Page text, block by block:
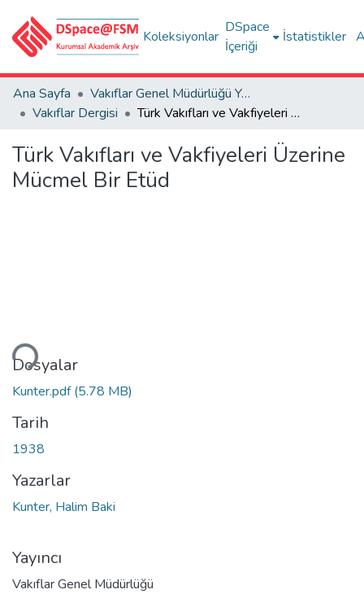
Koleksiyonlar
DSpace
İçeriği
İstatistikler
Ana Sayfa
Vakıflar Genel Müdürlüğü Yayınları
Vakıflar Dergisi
Türk Vakıfları ve Vakfiyeleri Üzerine Mücmel Bir Etüd
Türk Vakıfları ve Vakfiyeleri Üzerine
Mücmel Bir Etüd
Dosyalar
Kunter.pdf(5.78 MB)
Tarih
1938
Yazarlar
Kunter, Halim Baki
Yayıncı
Vakıflar Genel Müdürlüğü